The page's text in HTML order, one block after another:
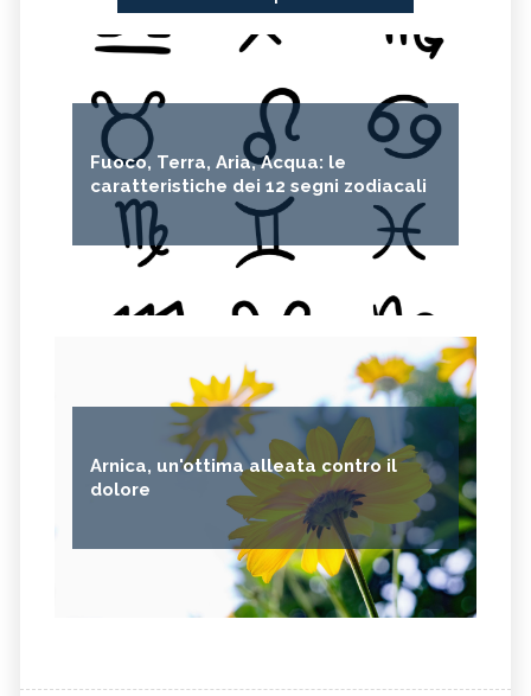
Fuoco, Terra, Aria, Acqua: le
caratteristiche dei 12 segni zodiacali
Arnica, un'ottima alleata contro il
dolore